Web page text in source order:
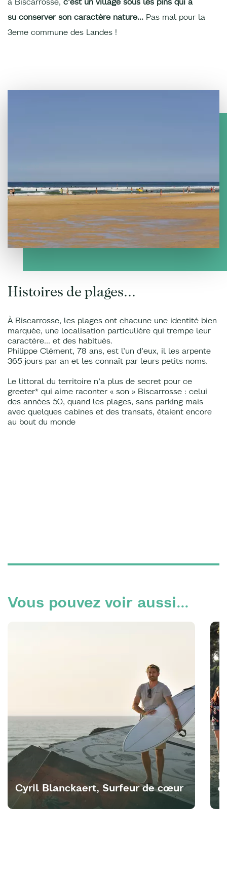
su conserver son caractère nature... Pas mal pour la
3eme commune des Landes !
Histoires de plages...
À Biscarrosse, les plages ont chacune une identité bien
marquée, une localisation particulière qui trempe leur
caractère... et des habitués.
Philippe Clément, 78 ans, est l’un d’eux, il les arpente
365 jours par an et les connaît par leurs petits noms.
Le littoral du territoire n’a plus de secret pour ce
greeter* qui aime raconter « son » Biscarrosse : celui
des années 50, quand les plages, sans parking mais
avec quelques cabines et des transats, étaient encore
au bout du monde
Vous pouvez voir aussi...
Cyril Blanckaert, Surfeur de cœur